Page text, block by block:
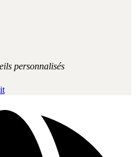
personnalisés